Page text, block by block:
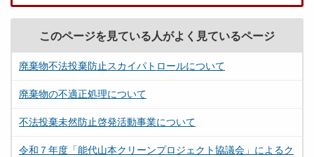
このページを見ている人がよく見ているページ
廃棄物不法投棄防止スカイパトロールについて
廃棄物の不適正処理について
不法投棄未然防止啓発活動事業について
令和７年度「能代山本クリーンプロジェクト協議会」によるク